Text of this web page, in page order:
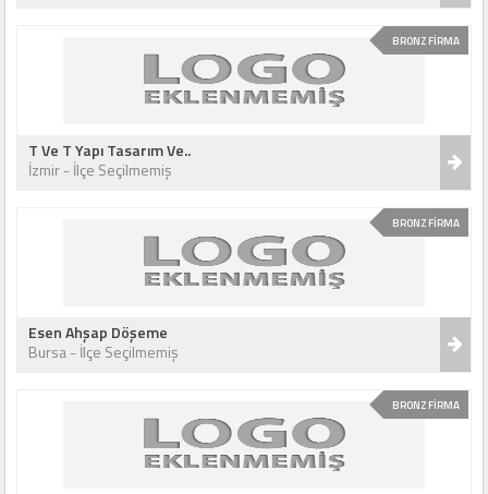
BRONZ FİRMA
T Ve T Yapı Tasarım Ve..
İzmir - İlçe Seçilmemiş
BRONZ FİRMA
Esen Ahşap Döşeme
Bursa - İlçe Seçilmemiş
BRONZ FİRMA